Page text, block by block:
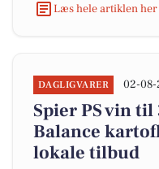
Læs hele artiklen her
DAGLIGVARER 02-
Spier PS vin
Balance
lokale tilbud